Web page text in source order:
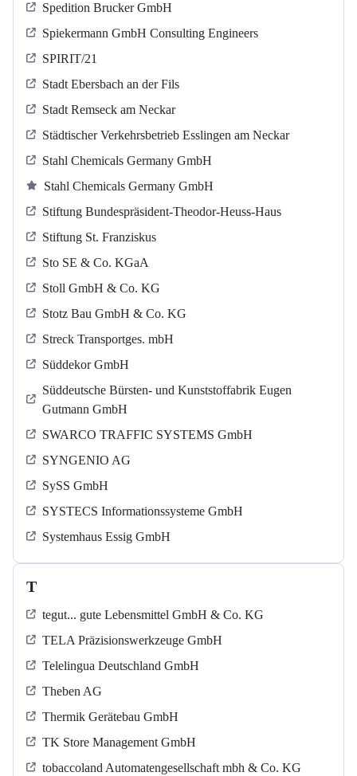
Spedition Brucker GmbH
Spiekermann GmbH Consulting Engineers
SPIRIT/21
Stadt Ebersbach an der Fils
Stadt Remseck am Neckar
Städtischer Verkehrsbetrieb Esslingen am Neckar
Stahl Chemicals Germany GmbH
Stahl Chemicals Germany GmbH
Stiftung Bundespräsident-Theodor-Heuss-Haus
Stiftung St. Franziskus
Sto SE & Co. KGaA
Stoll GmbH & Co. KG
Stotz Bau GmbH & Co. KG
Streck Transportges. mbH
Süddekor GmbH
Süddeutsche Bürsten- und Kunststoffabrik Eugen
Gutmann GmbH
SWARCO TRAFFIC SYSTEMS GmbH
SYNGENIO AG
SySS GmbH
SYSTECS Informationssysteme GmbH
Systemhaus Essig GmbH
T
tegut... gute Lebensmittel GmbH & Co. KG
TELA Präzisionswerkzeuge GmbH
Telelingua Deutschland GmbH
Theben AG
Thermik Gerätebau GmbH
TK Store Management GmbH
tobaccoland Automatengesellschaft mbh & Co. KG